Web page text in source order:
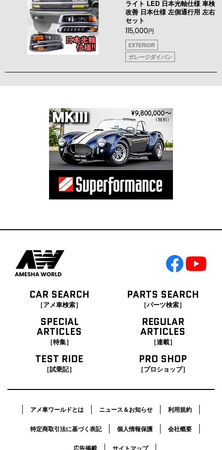
ライト LED 日本光軸仕様 車検
改善 日本仕様 左側通行用 左右
セット
115,000円
EXTERIOR
ガレージダイバン
CAR SEARCH
［アメ車検索］
PARTS SEARCH
［パーツ検索］
SPECIAL
ARTICLES
［特集］
REGULAR
ARTICLES
［連載］
TEST RIDE
［試乗記］
PRO SHOP
［プロショップ］
アメ車ワールドとは ニュース＆お知らせ 利用規約
特定商取引法に基づく表記 個人情報保護 会社概要
広告掲載 サイトマップ